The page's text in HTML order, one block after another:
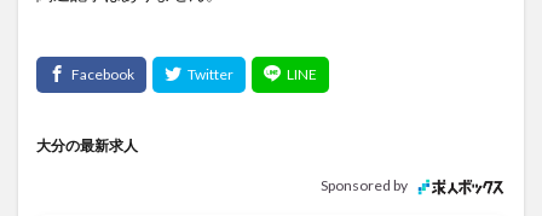
大分の最新求人
Sponsored by